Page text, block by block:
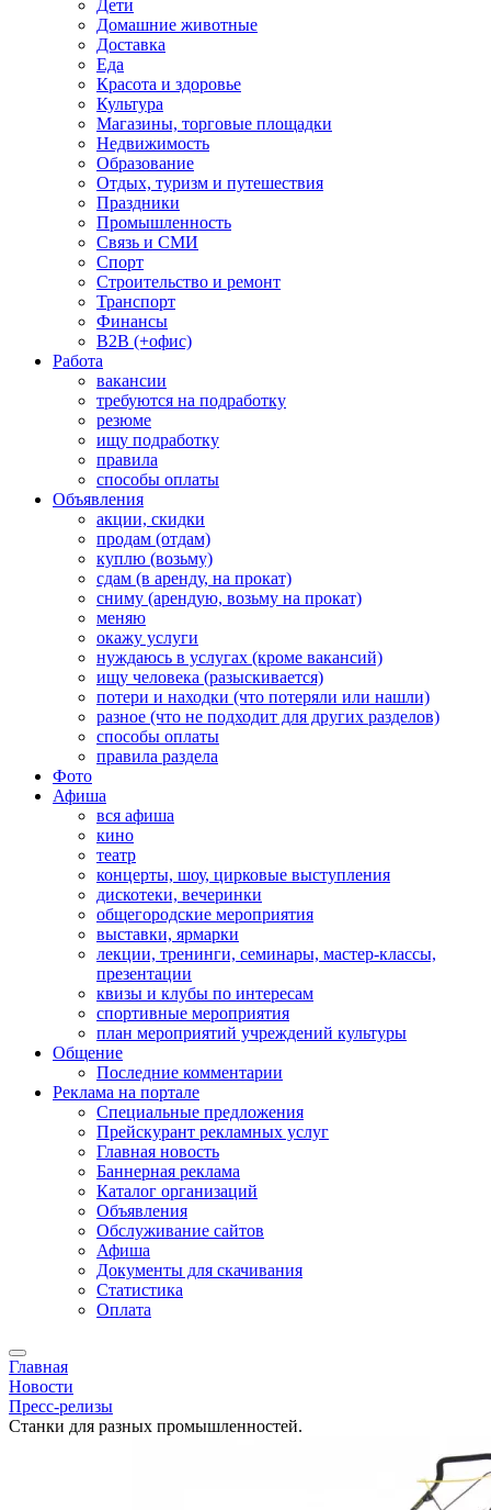
Дети
Домашние животные
Доставка
Еда
Красота и здоровье
Культура
Магазины, торговые площадки
Недвижимость
Образование
Отдых, туризм и путешествия
Праздники
Промышленность
Связь и СМИ
Спорт
Строительство и ремонт
Транспорт
Финансы
B2B (+офис)
Работа
вакансии
требуются на подработку
резюме
ищу подработку
правила
способы оплаты
Объявления
акции, скидки
продам (отдам)
куплю (возьму)
сдам (в аренду, на прокат)
сниму (арендую, возьму на прокат)
меняю
окажу услуги
нуждаюсь в услугах (кроме вакансий)
ищу человека (разыскивается)
потери и находки (что потеряли или нашли)
разное (что не подходит для других разделов)
способы оплаты
правила раздела
Фото
Афиша
вся афиша
кино
театр
концерты, шоу, цирковые выступления
дискотеки, вечеринки
общегородские мероприятия
выставки, ярмарки
лекции, тренинги, семинары, мастер-классы,
презентации
квизы и клубы по интересам
спортивные мероприятия
план мероприятий учреждений культуры
Общение
Последние комментарии
Реклама на портале
Специальные предложения
Прейскурант рекламных услуг
Главная новость
Баннерная реклама
Каталог организаций
Объявления
Обслуживание сайтов
Афиша
Документы для скачивания
Статистика
Оплата
Главная
Новости
Пресс-релизы
Станки для разных промышленностей.